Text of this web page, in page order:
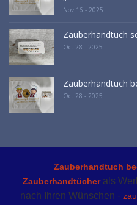
Nov 16 - 2025
Zauberhandtuch
Oct 28 - 2025
Zauberhandtuch
Oct 28 - 2025
Zauberhandtuch
Zauberhandtücherals
nach Ihren Wünschen -